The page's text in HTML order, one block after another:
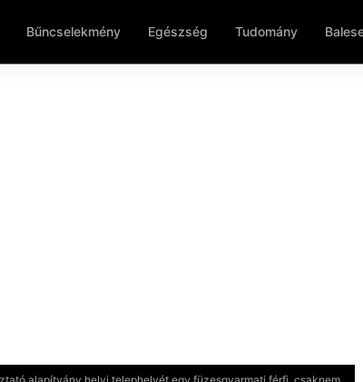
Bűncselekmény Egészség Tudomány